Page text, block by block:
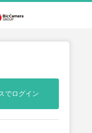
でログイン